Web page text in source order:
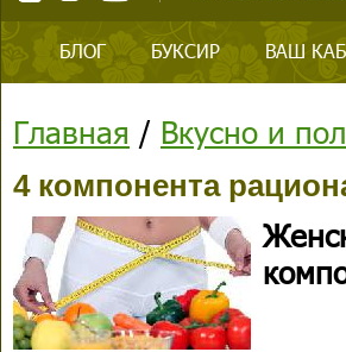
БЛОГ БУКСИР ВАШ
Главная / Вкусно и
4 компонента